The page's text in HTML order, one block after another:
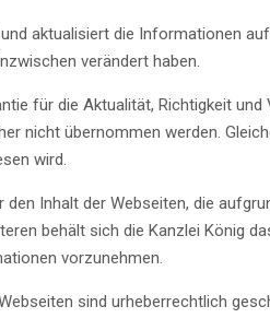
aktualisiert die Informationen
verändert haben.
für die Aktualität, Richtigkeit
nicht übernommen werden.
wird.
den Inhalt der Webseiten, die
behält sich die Kanzlei König
vorzunehmen.
sind urheberrechtlich